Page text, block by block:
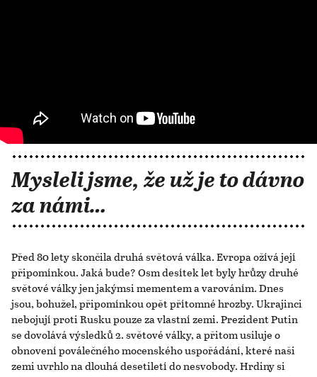
Mysleli jsme, že už je to dávno
za námi…
Před 80 lety skončila druhá světová válka. Evropa ožívá její
připomínkou. Jaká bude? Osm desítek let byly hrůzy druhé
světové války jen jakýmsi mementem a varováním. Dnes
jsou, bohužel, připomínkou opět přítomné hrozby. Ukrajinci
nebojují proti Rusku pouze za vlastní zemi. Prezident Putin
se dovolává výsledků 2. světové války, a přitom usiluje o
obnovení poválečného mocenského uspořádání, které naši
zemi uvrhlo na dlouhá desetiletí do nesvobody. Hrdiny si